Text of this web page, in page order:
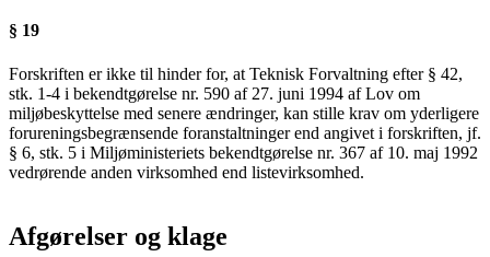
§ 19
Forskriften er ikke til hinder for, at Teknisk Forvaltning efter § 42,
stk. 1-4 i bekendtgørelse nr. 590 af 27. juni 1994 af Lov om
miljøbeskyttelse med senere ændringer, kan stille krav om yderligere
forureningsbegrænsende foranstaltninger end angivet i forskriften, jf.
§ 6, stk. 5 i Miljøministeriets bekendtgørelse nr. 367 af 10. maj 1992
vedrørende anden virksomhed end listevirksomhed.
Afgørelser og klage